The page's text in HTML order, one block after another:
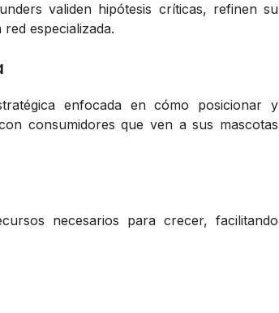
validen hipótesis críticas, refinen su
especializada.
enfocada en cómo posicionar y
consumidores que ven a sus mascotas
necesarios para crecer, facilitando